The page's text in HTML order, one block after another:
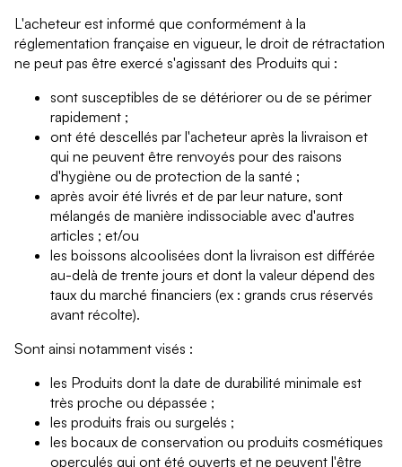
L'acheteur est informé que conformément à la
réglementation française en vigueur, le droit de rétractation
ne peut pas être exercé s'agissant des Produits qui :
sont susceptibles de se détériorer ou de se périmer
rapidement ;
ont été descellés par l'acheteur après la livraison et
qui ne peuvent être renvoyés pour des raisons
d'hygiène ou de protection de la santé ;
après avoir été livrés et de par leur nature, sont
mélangés de manière indissociable avec d'autres
articles ; et/ou
les boissons alcoolisées dont la livraison est différée
au-delà de trente jours et dont la valeur dépend des
taux du marché financiers (ex : grands crus réservés
avant récolte).
Sont ainsi notamment visés :
les Produits dont la date de durabilité minimale est
très proche ou dépassée ;
les produits frais ou surgelés ;
les bocaux de conservation ou produits cosmétiques
operculés qui ont été ouverts et ne peuvent l'être